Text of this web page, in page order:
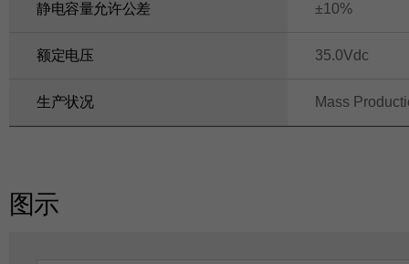
静电容量允许公差 ±10%
额定电压 35.0Vdc
生产状况 Mass
图示